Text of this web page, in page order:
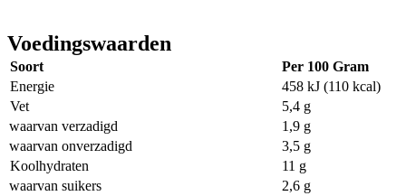
Voedingswaarden
Soort
Per 100 Gram
Energie
458 kJ (110 kcal)
Vet
5,4 g
waarvan verzadigd
1,9 g
waarvan onverzadigd
3,5 g
Koolhydraten
11 g
waarvan suikers
2,6 g